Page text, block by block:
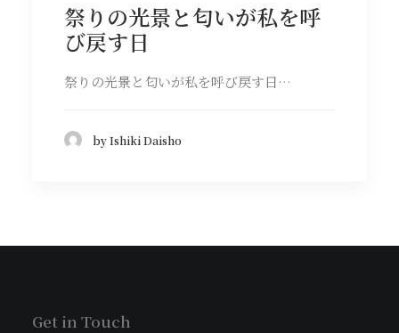
祭りの光景と匂いが私を呼
び戻す日
祭りの光景と匂いが私を呼び戻す日…
by Ishiki Daisho
Get in Touch